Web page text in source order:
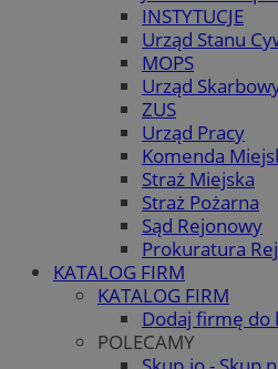
INSTYTUCJE
Urząd Stanu
MOPS
Urząd
ZUS
Urząd Pracy
Komenda
Straż Miejska
Straż Pożarna
Sąd Rejonowy
Prokuratura
KATALOG FIRM
KATALOG FIRM
Dodaj firmę do
POLECAMY